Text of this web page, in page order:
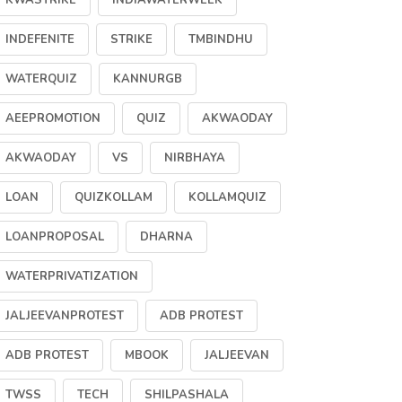
അഭിവാദ്യങ്ങൾ
07 Jun, 2026
INDEFENITE STRIKE TMBINDHU
WATERQUIZ KANNURGB
AEEPROMOTION QUIZ AKWAODAY
AKWAODAY VS NIRBHAYA
LOAN QUIZKOLLAM KOLLAMQUIZ
LOANPROPOSAL DHARNA
WATERPRIVATIZATION
JALJEEVANPROTEST ADB PROTEST
ADB PROTEST MBOOK JALJEEVAN
TWSS TECH SHILPASHALA